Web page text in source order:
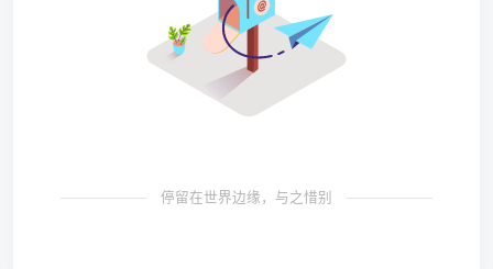
停留在世界边缘，与之惜别